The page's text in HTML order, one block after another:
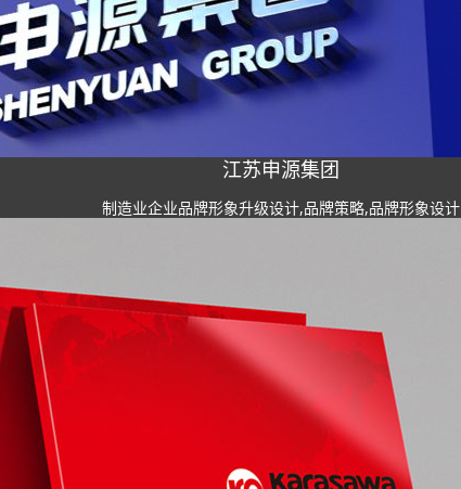
江苏申源集团
制造业企业品牌形象升级设计,品牌策略,品牌形象设计